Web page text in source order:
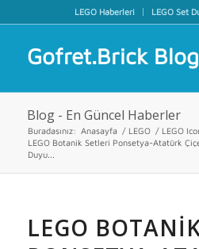
LEGO Haberleri LEGO Set
Gofret.Brick Blog
Blog - En Güncel Haberler
Buradasınız: Anasayfa / LEGO / LEGO
LEGO Botanik Setleri Ponsetya-Atatürk
Duyu...
LEGO